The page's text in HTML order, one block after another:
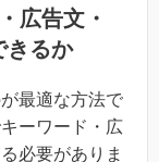
広告文・
きるか
最適な方法で
ーワード・広
必要がありま